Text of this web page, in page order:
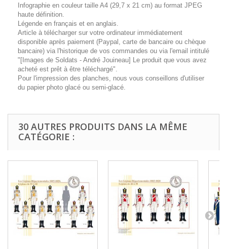
Infographie en couleur taille A4 (29,7 x 21 cm) au format JPEG
haute définition.
Légende en français et en anglais.
Article à télécharger sur votre ordinateur immédiatement
disponible après paiement (Paypal, carte de bancaire ou chèque
bancaire) via l'historique de vos commandes ou via l'email intitulé
"[Images de Soldats - André Jouineau] Le produit que vous avez
acheté est prêt à être téléchargé".
Pour l'impression des planches, nous vous conseillons d'utiliser
du papier photo glacé ou semi-glacé.
30 AUTRES PRODUITS DANS LA MÊME
CATÉGORIE :